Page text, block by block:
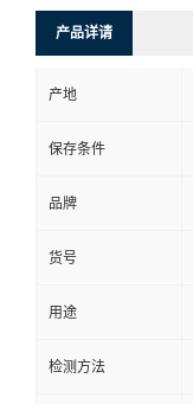
产品详请
产地
保存条件
品牌
货号
用途
检测方法